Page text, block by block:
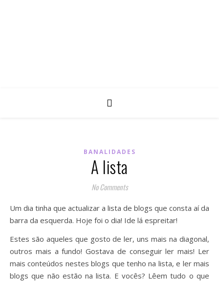
BANALIDADES
A lista
No Comments
Um dia tinha que actualizar a lista de blogs que consta aí da
barra da esquerda. Hoje foi o dia! Ide lá espreitar!
Estes são aqueles que gosto de ler, uns mais na diagonal,
outros mais a fundo! Gostava de conseguir ler mais! Ler
mais conteúdos nestes blogs que tenho na lista, e ler mais
blogs que não estão na lista. E vocês? Lêem tudo o que